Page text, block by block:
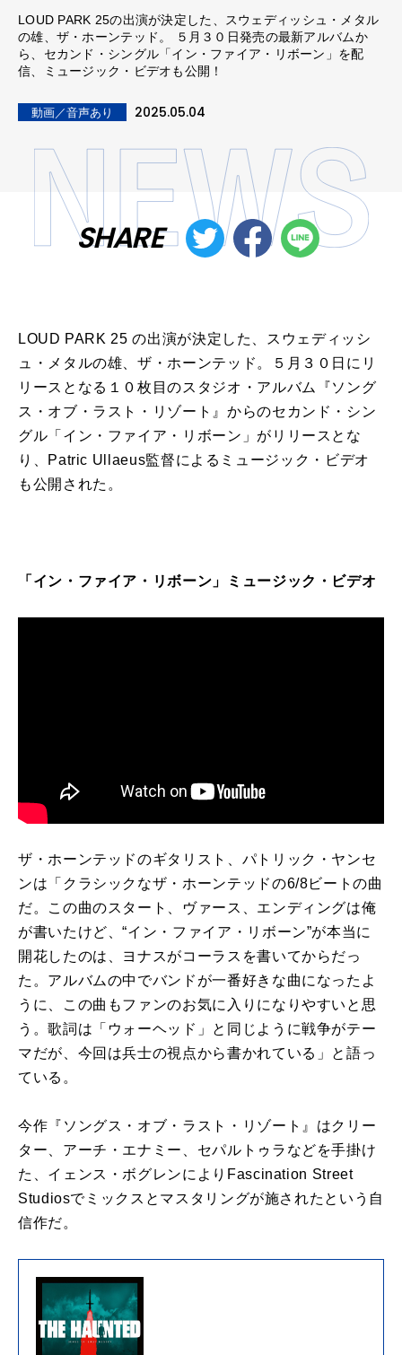
LOUD PARK 25の出演が決定した、スウェディッシュ・メタル
の雄、ザ・ホーンテッド。 ５月３０日発売の最新アルバムか
ら、セカンド・シングル「イン・ファイア・リボーン」を配
信、ミュージック・ビデオも公開！
動画／音声あり 2025.05.04
SHARE
LOUD PARK 25 の出演が決定 した
スウェディッシ
ュ
・ メタルの雄 、ザ ・ ホーンテッド 。５ 月 ３０ 日 にリ
リースとなる１０枚目のスタジオ・ アルバム
『ソング
ス・オブ・ラスト・リゾート』 からのセカンド ・ シン
グル 「 イン ・ ファイア ・ リボーン 」 が リリースとな
り、
Patric Ullaeus監督による ミュージック ・ ビデオ
も公開された。
「 イン ・ ファイア ・ リボーン 」 ミュージック ・ ビデオ
ザ ・ ホーンテッドのギタリスト、パトリック・ヤンセ
ンは 「 クラシックなザ ・ ホーンテッドの6/8ビートの曲
だ。
こ の曲のスタート、ヴァース、エンディングは俺
が書いたけど、“イン ・ ファイア ・ リボーン”が本当に
開花したのは、 ヨナスがコーラス を書いてからだっ
た。 アルバムの中でバンド が一番好きな曲になったよ
うに、
こ の曲もファンのお気に入りになりやすいと思
う。歌詞は「 ウォーヘッド」と同じように戦争がテー
マだが 今回は兵士の視点から書かれている」と語っ
ている。
今作『ソングス・オブ・ラスト・リゾート』はクリー
ター、 アーチ・エナミー、セパルトゥラなどを手掛け
た、イェンス・ ボグレンによりFascination Street
Studiosでミックスとマスタリングが施されたという自
信作だ。